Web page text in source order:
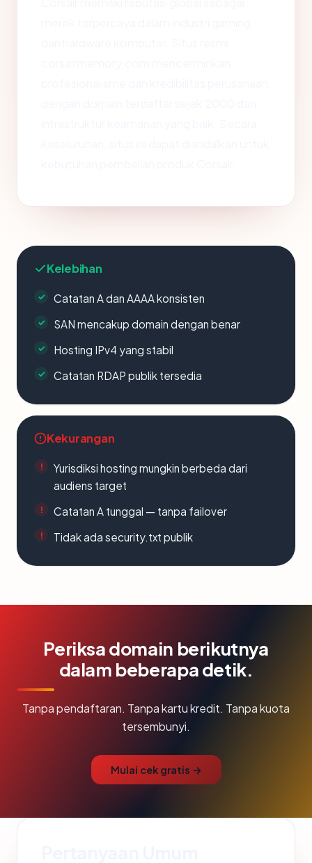
Kelebihan
Catatan A dan AAAA konsisten
SAN mencakup domain dengan benar
Hosting IPv4 yang stabil
Catatan RDAP publik tersedia
Kekurangan
Yurisdiksi hosting mungkin berbeda dari
audiens target
Catatan A tunggal — tanpa failover
Tidak ada security.txt publik
Periksa domain berikutnya
dalam beberapa detik.
Tanpa pendaftaran. Tanpa kartu kredit. Tanpa kuota
tersembunyi.
Mulai cek gratis →